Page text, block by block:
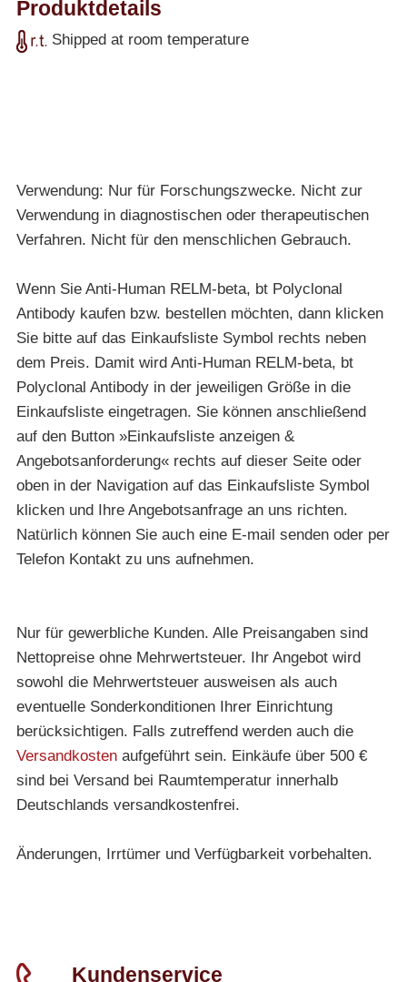
Produktdetails
Shipped at room temperature
Verwendung: Nur für Forschungszwecke. Nicht zur
Verwendung in diagnostischen oder therapeutischen
Verfahren. Nicht für den menschlichen Gebrauch.
Wenn Sie Anti-Human RELM-beta, bt Polyclonal
Antibody kaufen bzw. bestellen möchten, dann klicken
Sie bitte auf das Einkaufsliste Symbol rechts neben
dem Preis. Damit wird Anti-Human RELM-beta, bt
Polyclonal Antibody in der jeweiligen Größe in die
Einkaufsliste eingetragen. Sie können anschließend
auf den Button »Einkaufsliste anzeigen &
Angebotsanforderung« rechts auf dieser Seite oder
oben in der Navigation auf das Einkaufsliste Symbol
klicken und Ihre Angebotsanfrage an uns richten.
Natürlich können Sie auch eine E-mail senden oder per
Telefon Kontakt zu uns aufnehmen.
Nur für gewerbliche Kunden. Alle Preisangaben sind
Nettopreise ohne Mehrwertsteuer. Ihr Angebot wird
sowohl die Mehrwertsteuer ausweisen als auch
eventuelle Sonderkonditionen Ihrer Einrichtung
berücksichtigen. Falls zutreffend werden auch die
Versandkostenaufgeführt sein. Einkäufe über 500 €
sind bei Versand bei Raumtemperatur innerhalb
Deutschlands versandkostenfrei.
Änderungen, Irrtümer und Verfügbarkeit vorbehalten.
Kundenservice